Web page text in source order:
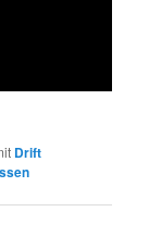
Drift